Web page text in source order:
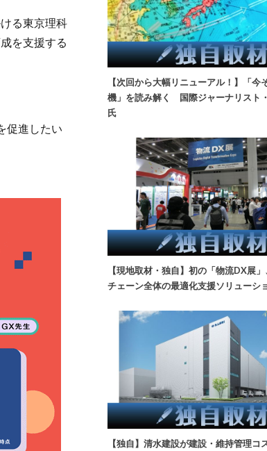
る東京理科
を支援する
促進したい
【次回から大幅リニューアル！】「今
機」を読み解く 国際ジャーナリスト
氏
【現地取材・独自】初の「物流DX展
チェーン全体の最適化支援ソリューシ
【独自】清水建設が建設・維持管理コ